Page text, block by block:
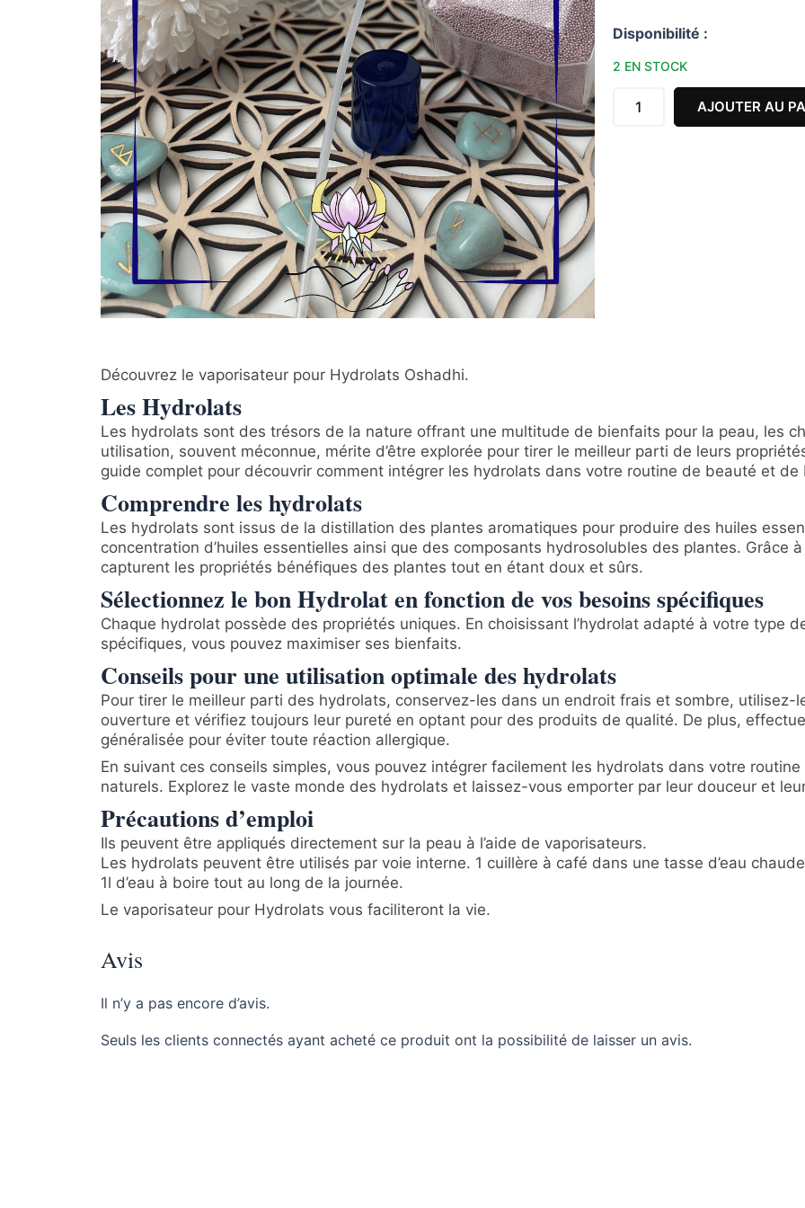
Disponibilité :
2 EN STOCK
quantité
pour
Hydrolats
AJOUTER AU
Découvrez le vaporisateur pour Hydrolats Oshadhi.
Les Hydrolats
Les hydrolats sont des trésors de la nature offrant une multitude de bienfaits pour la peau, les
utilisation, souvent méconnue, mérite d’être explorée pour tirer le meilleur parti de leurs
guide complet pour découvrir comment intégrer les hydrolats dans votre routine de beauté et
Comprendre les hydrolats
Les hydrolats sont issus de la distillation des plantes aromatiques pour produire des huiles
concentration d’huiles essentielles ainsi que des composants hydrosolubles des plantes. Grâce
capturent les propriétés bénéfiques des plantes tout en étant doux et sûrs.
Sélectionnez le bon Hydrolat en fonction de vos besoins spécifiques
Chaque hydrolat possède des propriétés uniques. En choisissant l’hydrolat adapté à votre type
spécifiques, vous pouvez maximiser ses bienfaits.
Conseils pour une utilisation optimale des hydrolats
Pour tirer le meilleur parti des hydrolats, conservez-les dans un endroit frais et sombre, utilisez-
ouverture et vérifiez toujours leur pureté en optant pour des produits de qualité. De plus,
généralisée pour éviter toute réaction allergique.
En suivant ces conseils simples, vous pouvez intégrer facilement les hydrolats dans votre
naturels. Explorez le vaste monde des hydrolats et laissez-vous emporter par leur douceur et
Précautions d’emploi
Ils peuvent être appliqués directement sur la peau à l’aide de vaporisateurs.
Les hydrolats peuvent être utilisés par voie interne. 1 cuillère à café dans une tasse d’eau
1l d’eau à boire tout au long de la journée.
Le vaporisateur pour Hydrolats vous faciliteront la vie.
Avis
Il n’y a pas encore d’avis.
Seuls les clients connectés ayant acheté ce produit ont la possibilité de laisser un avis.